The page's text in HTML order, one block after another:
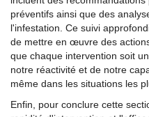
préventifs ainsi que des
l'infestation. Ce suivi
de mettre en œuvre des
que chaque intervention soit
notre réactivité et de notre
même dans les situations les
Enfin, pour conclure cette